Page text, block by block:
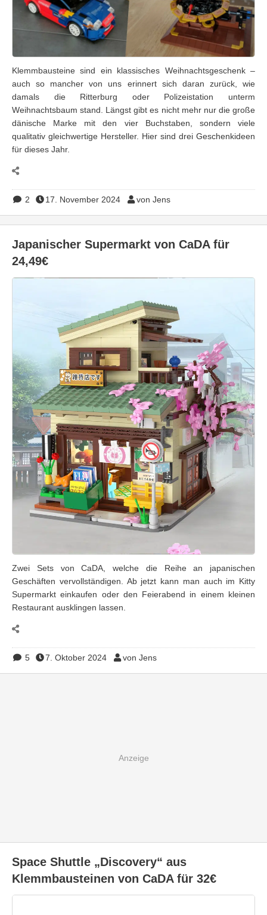
Klemmbausteine sind ein klassisches Weihnachtsgeschenk –
auch so mancher von uns erinnert sich daran zurück, wie
damals die Ritterburg oder Polizeistation unterm
Weihnachtsbaum stand. Längst gibt es nicht mehr nur die große
dänische Marke mit den vier Buchstaben, sondern viele
qualitativ gleichwertige Hersteller. Hier sind drei Geschenkideen
für dieses Jahr.
2 17. November 2024 von Jens
Japanischer Supermarkt von CaDA für
24,49€
Zwei Sets von CaDA, welche die Reihe an japanischen
Geschäften vervollständigen. Ab jetzt kann man auch im Kitty
Supermarkt einkaufen oder den Feierabend in einem kleinen
Restaurant ausklingen lassen.
5 7. Oktober 2024 von Jens
Space Shuttle „Discovery“ aus
Klemmbausteinen von CaDA für 32€